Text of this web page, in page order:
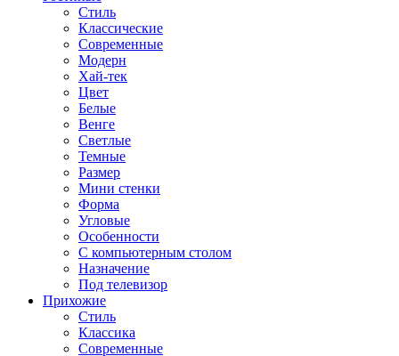
Стиль
Классические
Современные
Модерн
Хай-тек
Цвет
Белые
Венге
Светлые
Темные
Размер
Мини стенки
Форма
Угловые
Особенности
С компьютерным столом
Назначение
Под телевизор
Прихожие
Стиль
Классика
Современные